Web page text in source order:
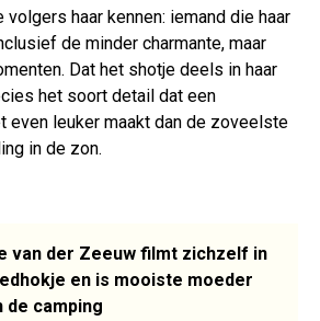
haar kennen: iemand die haar
de minder charmante, maar
Dat het shotje deels in haar
het soort detail dat een
even leuker maakt dan de zoveelste
in de zon.
van der Zeeuw filmt zichzelf in
en is mooiste moeder
de camping